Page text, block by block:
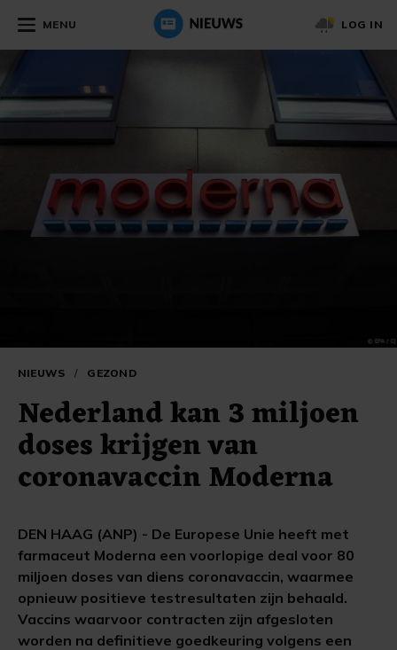
MENU LOG IN
NIEUWS / GEZOND
Nederland kan 3 miljoen
doses krijgen van
coronavaccin Moderna
DEN HAAG (ANP) - De Europese Unie heeft met
farmaceut Moderna een voorlopige deal voor 80
miljoen doses van diens coronavaccin, waarmee
opnieuw positieve testresultaten zijn behaald.
Vaccins waarvoor contracten zijn afgesloten
worden na definitieve goedkeuring volgens een